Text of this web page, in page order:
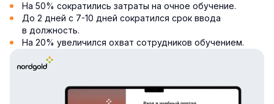
На 50% сократились затраты на очное обучение.
До 2 дней с 7-10 дней сократился срок ввода
в должность.
На 20% увеличился охват сотрудников обучением.